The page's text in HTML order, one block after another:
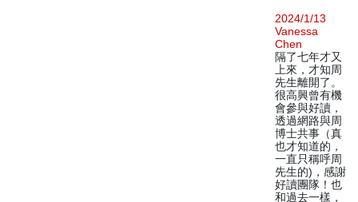
2024/1/13
Vanessa
Chen
隔了七年才又
上來，才知周
先生離開了。
很高興曾有機
會參與好讀，
透過網路與周
博士共事（真
也才知道的，
一直只稱呼周
先生的)，感謝
好讀團隊！也
和過去一樣，